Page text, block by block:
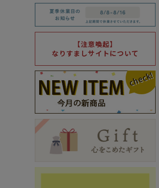
【注意喚起】
なりすましサイトについて